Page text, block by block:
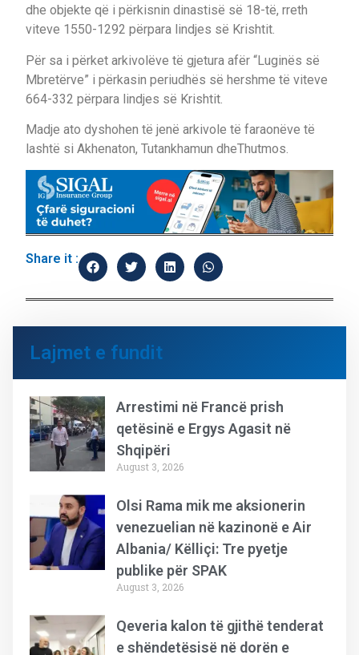
dhe objekte që i përkisnin dinastisë së 18-të, rreth
viteve 1550-1292 përpara lindjes së Krishtit.
Për sa i përket arkivolëve të gjetura afër “Luginës së
Mbretërve” i përkasin periudhës së hershme të viteve
664-332 përpara lindjes së Krishtit.
Madje ato dyshohen të jenë arkivole të faraonëve të
lashtë si Akhenaton, Tutankhamun dheThutmos.
Share it :
Lajmet e fundit
Arrestimi në Francë prish
qetësinë e Ergys Agasit në
Shqipëri
August 3, 2026
Olsi Rama mik me aksionerin
venezuelian në kazinonë e Air
Albania/ Këlliçi: Tre pyetje
publike për SPAK
August 3, 2026
Qeveria kalon të gjithë tenderat
e shëndetësisë në dorën e